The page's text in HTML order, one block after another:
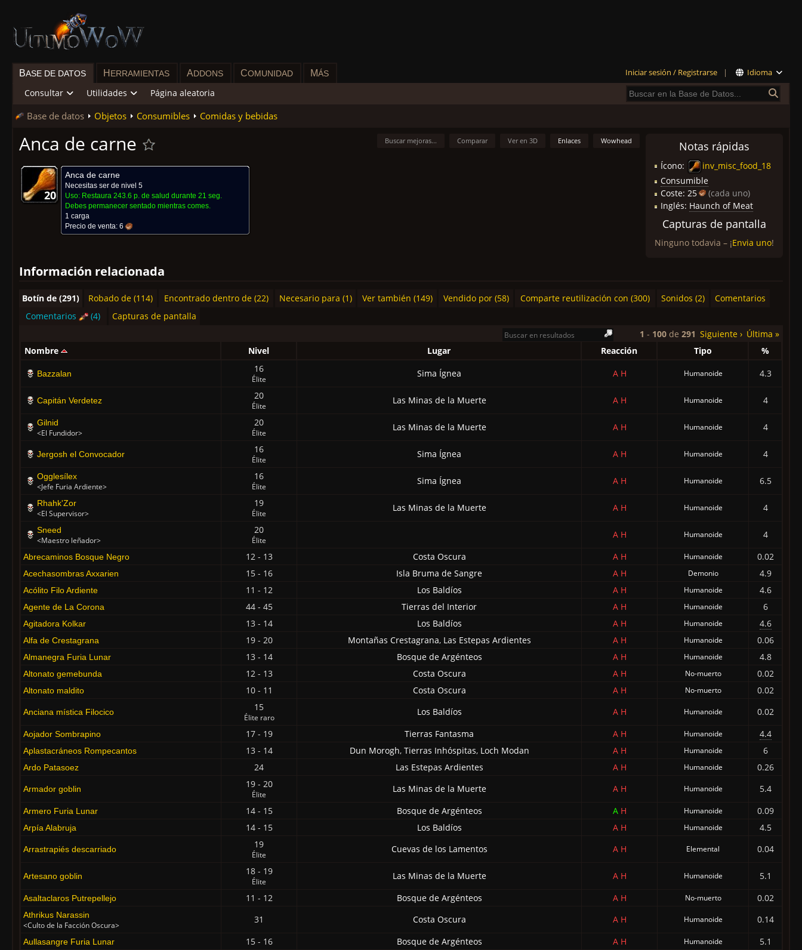
Iniciar sesión / Registrarse | Idioma
BASE DE DATOS H ERRAMIENTAS ADDONS COMUNIDAD MÁS
Consultar Utilidades Página aleatoria
Base de datos Objetos Consumibles Comidas y bebidas
Notas rápidas
Ícono:
inv_misc_food_18
Consumible
Coste: 25
(cada uno)
Inglés: Haunch of Meat
Capturas de pantalla
Ninguno todavia – ¡Envia uno!
Wowhead
Enlaces
Ver en 3D
Comparar
Buscar mejoras...
Anca de carne
20
20
20
20
20
20
20
20
20
Anca de carne
Necesitas ser de nivel 5
Uso: Restaura 243.6 p. de salud durante 21 seg.
Debes permanecer sentado mientras comes.
1 carga
Precio de venta: 6
Información relacionada
Botín de (291) Robado de (114) Encontrado dentro de (22) Necesario para (1) Ver también (149) Vendido por (58) Comparte reutilización con (300) Sonidos (2)
Comentarios
Comentarios
(4)
Capturas de pantalla
1 - 100 de 291 Siguiente › Última »
Nombre
Nivel Lugar Reacción Tipo %
Bazzalan 16
Élite
Sima Ígnea A H Humanoide 4.3
Capitán Verdetez 20
Élite
Las Minas de la Muerte A H Humanoide 4
Gilnid
<El Fundidor>
20
Élite
Las Minas de la Muerte A H Humanoide 4
Jergosh el Convocador 16
Élite
Sima Ígnea A H Humanoide 4
Ogglesílex
<Jefe Furia Ardiente>
16
Élite
Sima Ígnea A H Humanoide 6.5
Rhahk'Zor
<El Supervisor>
19
Élite
Las Minas de la Muerte A H Humanoide 4
Sneed
<Maestro leñador>
20
Élite
A H Humanoide 4
Abrecaminos Bosque Negro 12 - 13 Costa Oscura A H Humanoide 0.02
Acechasombras Axxarien 15 - 16 Isla Bruma de Sangre A H Demonio 4.9
Acólito Filo Ardiente 11 - 12 Los Baldíos A H Humanoide 4.6
Agente de La Corona 44 - 45 Tierras del Interior A H Humanoide 6
Agitadora Kolkar 13 - 14 Los Baldíos A H Humanoide 4.6
Alfa de Crestagrana 19 - 20 Montañas Crestagrana, Las Estepas Ardientes A H Humanoide 0.06
Almanegra Furia Lunar 13 - 14 Bosque de Argénteos A H Humanoide 4.8
Altonato gemebunda 12 - 13 Costa Oscura A H No-muerto 0.02
Altonato maldito 10 - 11 Costa Oscura A H No-muerto 0.02
Anciana mística Filocico 15
Élite raro
Los Baldíos A H Humanoide 0.02
Aojador Sombrapino 17 - 19 Tierras Fantasma A H Humanoide 4.4
Aplastacráneos Rompecantos 13 - 14 Dun Morogh, Tierras Inhóspitas, Loch Modan A H Humanoide 6
Ardo Patasoez 24 Las Estepas Ardientes A H Humanoide 0.26
Armador goblin 19 - 20
Élite
Las Minas de la Muerte A H Humanoide 5.4
Armero Furia Lunar 14 - 15 Bosque de Argénteos A H Humanoide 0.09
Arpía Alabruja 14 - 15 Los Baldíos A H Humanoide 4.5
Arrastrapiés descarriado 19
Élite
Cuevas de los Lamentos A H Elemental 0.04
Artesano goblin 18 - 19
Élite
Las Minas de la Muerte A H Humanoide 5.1
Asaltaclaros Putrepellejo 11 - 12 Bosque de Argénteos A H No-muerto 0.02
Athrikus Narassin
<Culto de la Facción Oscura>
31 Costa Oscura A H Humanoide 0.14
Aullasangre Furia Lunar 15 - 16 Bosque de Argénteos A H Humanoide 5.1